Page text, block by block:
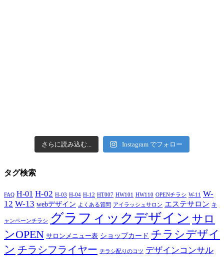
さらに読み込む... Instagram でフォロー
タグ検索
FAQ H-01 H-02 H-03 H-04 H-12 HT007 HW101 HW110 OPENチラシ W-11 W-
12 W-13 webデザイン よくある質問 アイラッシュサロン エステサロン キ
ャンペーンチラシ グラフィックデザイン サロ
ンOPEN サロンメニュー表 ショップカード チラシデザイ
ン チラシフライヤー チラシ配りのコツ デザインコンサル